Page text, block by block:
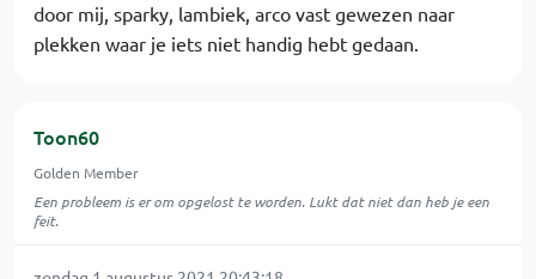
door mij, sparky, lambiek, arco vast gewezen naar
plekken waar je iets niet handig hebt gedaan.
Toon60
Golden Member
Een probleem is er om opgelost te worden. Lukt dat niet dan heb je een
feit.